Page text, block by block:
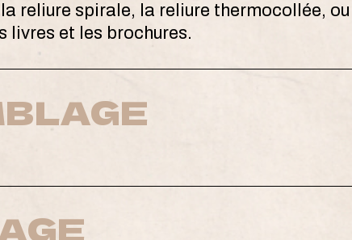
reliure spirale, la reliure thermocollée,
livres et les brochures.